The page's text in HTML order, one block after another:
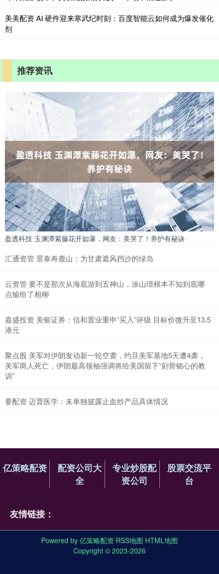
美美配资 AI 硬件迎来寒武纪时刻：百度智能云如何成为爆发催化
剂
推荐资讯
盈透科技 玉渊潭紫藤花开如瀑，网友：美哭了！养护有秘诀
汇通资管 景泰寿鹿山：为甘肃遮风挡沙的绿岛
云资管 要不是那次从海底游到五神山，涂山璟根本不知到底哪
点输给了相柳
嘉盛投资 美银证券：信和置业重申“买入”评级 目标价微升至13.5
港元
聚点股 美军对伊朗发动新一轮空袭，约旦美军基地5天遭4袭，
美军两人死亡，伊朗最高领袖强调将给美国留下“刻骨铭心的教
训”
要配资 迈普医学：未单独披露止血纱产品具体情况
亿策略配资
配资公司大
全
专业炒股配
资公司
股票交流平
台
友情链接：
Powered by 亿策略配资 RSS地图 HTML地图
Copyright © 2023-2026